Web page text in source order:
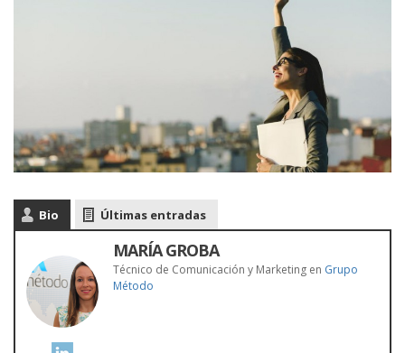
Bio Últimas entradas
MARÍA GROBA
Técnico de Comunicación y Marketing en Grupo
Método